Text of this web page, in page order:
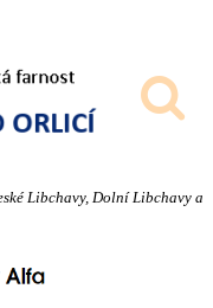
Libchavy, Dolní Libchavy a